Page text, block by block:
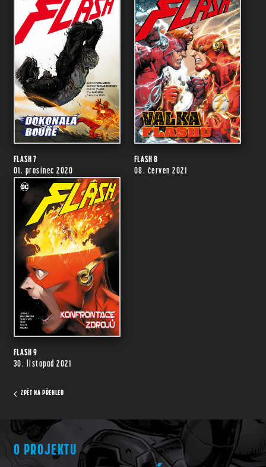
FLASH 7
01. prosinec 2020
FLASH 8
08. červen 2021
FLASH 9
30. listopad 2021
ZPĚT NA PŘEHLED
O PROJEKTU